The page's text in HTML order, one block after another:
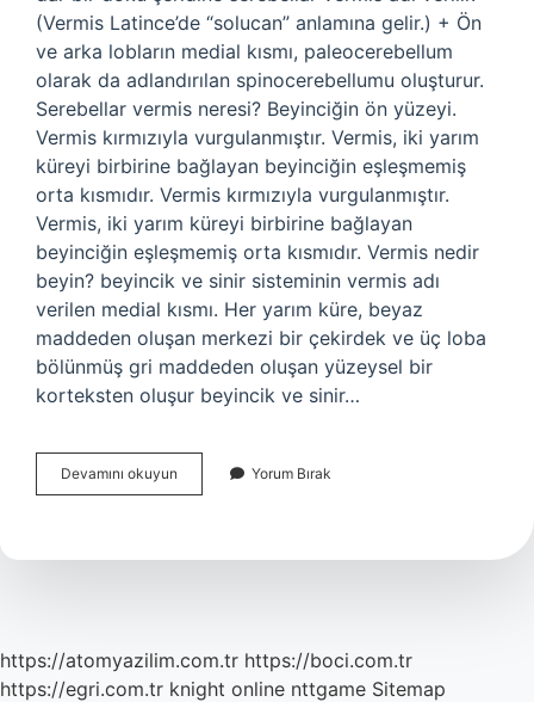
(Vermis Latince’de “solucan” anlamına gelir.) + Ön
ve arka lobların medial kısmı, paleocerebellum
olarak da adlandırılan spinocerebellumu oluşturur.
Serebellar vermis neresi? Beyinciğin ön yüzeyi.
Vermis kırmızıyla vurgulanmıştır. Vermis, iki yarım
küreyi birbirine bağlayan beyinciğin eşleşmemiş
orta kısmıdır. Vermis kırmızıyla vurgulanmıştır.
Vermis, iki yarım küreyi birbirine bağlayan
beyinciğin eşleşmemiş orta kısmıdır. Vermis nedir
beyin? beyincik ve sinir sisteminin vermis adı
verilen medial kısmı. Her yarım küre, beyaz
maddeden oluşan merkezi bir çekirdek ve üç loba
bölünmüş gri maddeden oluşan yüzeysel bir
korteksten oluşur beyincik ve sinir…
Devamını okuyun Serebellar
Vermis
Yorum Bırak
https://atomyazilim.com.tr https://boci.com.tr
https://egri.com.tr knight online nttgame Sitemap